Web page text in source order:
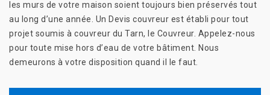
les murs de votre maison soient toujours bien préservés tout
au long d’une année. Un Devis couvreur est établi pour tout
projet soumis à couvreur du Tarn, le Couvreur. Appelez-nous
pour toute mise hors d’eau de votre bâtiment. Nous
demeurons à votre disposition quand il le faut.